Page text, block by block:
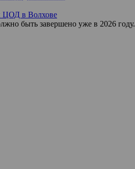
ЦОД в Волхове
быть завершено уже в 2026 году.